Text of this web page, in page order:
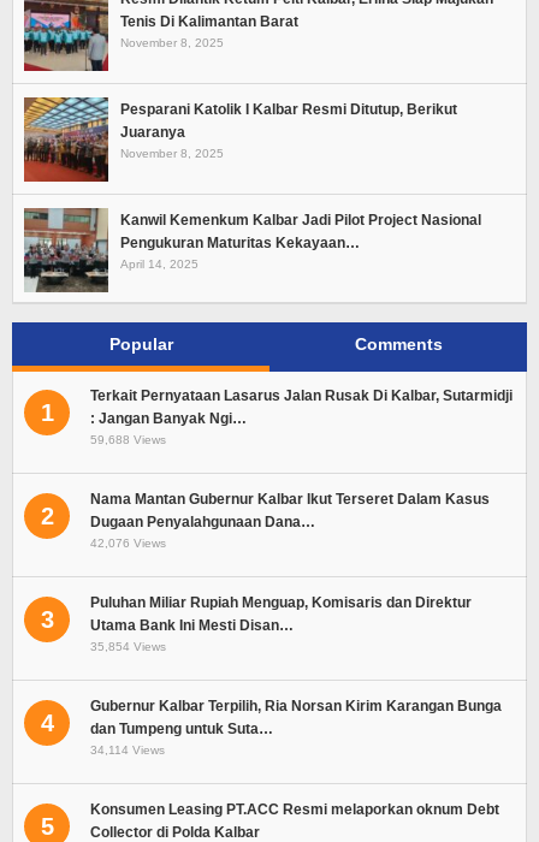
Tenis Di Kalimantan Barat
November 8, 2025
Pesparani Katolik I Kalbar Resmi Ditutup, Berikut
Juaranya
November 8, 2025
Kanwil Kemenkum Kalbar Jadi Pilot Project Nasional
Pengukuran Maturitas Kekayaan…
April 14, 2025
Popular Comments
1
Terkait Pernyataan Lasarus Jalan Rusak Di Kalbar, Sutarmidji
: Jangan Banyak Ngi…
59,688 Views
2
Nama Mantan Gubernur Kalbar Ikut Terseret Dalam Kasus
Dugaan Penyalahgunaan Dana…
42,076 Views
3
Puluhan Miliar Rupiah Menguap, Komisaris dan Direktur
Utama Bank Ini Mesti Disan…
35,854 Views
4
Gubernur Kalbar Terpilih, Ria Norsan Kirim Karangan Bunga
dan Tumpeng untuk Suta…
34,114 Views
5
Konsumen Leasing PT.ACC Resmi melaporkan oknum Debt
Collector di Polda Kalbar